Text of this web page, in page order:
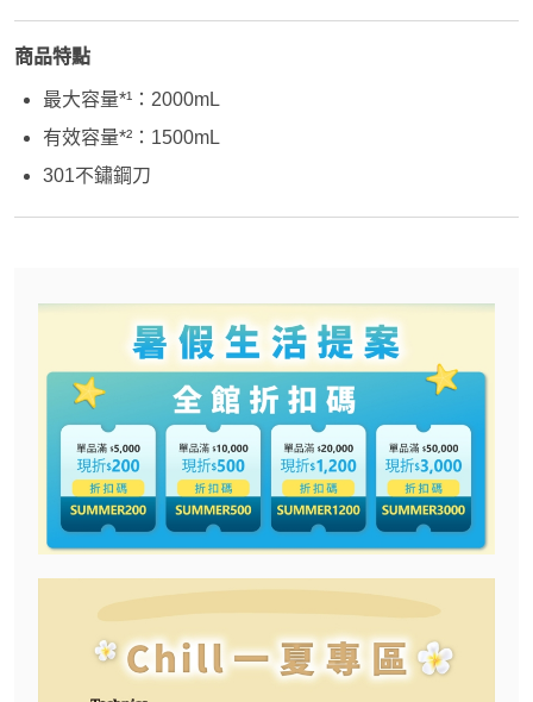
商品特點
最大容量*¹：2000mL
有效容量*²：1500mL
301不鏽鋼刀